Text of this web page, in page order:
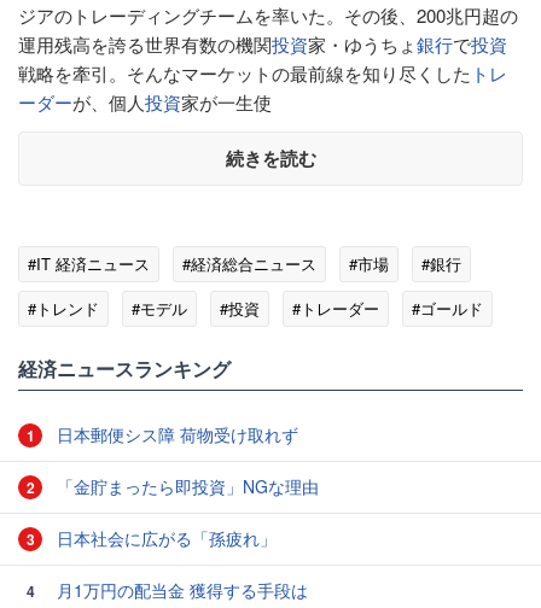
ジアのトレーディングチームを率いた。その後、200兆円超の
運用残高を誇る世界有数の機関投資家・ゆうちょ銀行で投資
戦略を牽引。そんなマーケットの最前線を知り尽くした トレ
ーダーが、個人投資家が一生使
続きを読む
#IT 経済ニュース #経済総合ニュース #市場
#銀行
#トレンド
#モデル #投資 #トレーダー
#ゴールド
経済ニュースランキング
1 日本郵便シス障 荷物受け取れず
2 「金貯まったら即投資」NGな理由
3 日本社会に広がる「孫疲れ」
4 月1万円の配当金 獲得する手段は